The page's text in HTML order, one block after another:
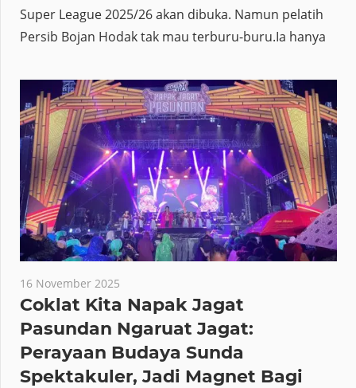
SPORTSJABAR-Bulan Januari 2026 bursa transfer BRI
Super League 2025/26 akan dibuka. Namun pelatih
16 November 2025
Coklat Kita Napak Jagat
Pasundan Ngaruat Jagat:
Perayaan Budaya Sunda